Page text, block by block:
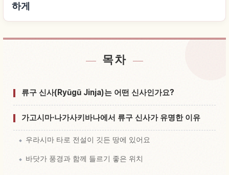
하게
신사 Ryuuguu Jinja, Kako Shima 근처 숙소 찾기
신사 Ryuuguu Jinja, Kako Shima 체험 찾기
목차
류구 신사(Ryūgū Jinja)는 어떤 신사인가요?
가고시마·나가사키바나에서 류구 신사가 유명한 이유
우라시마 타로 전설이 깃든 땅에 있어요
바닷가 풍경과 함께 들르기 좋은 위치